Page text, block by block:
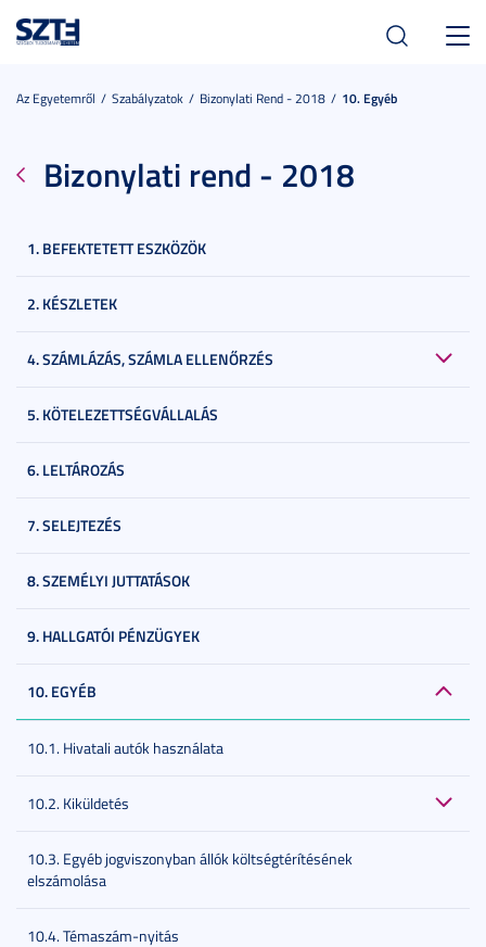
Az Egyetemről Szabályzatok Bizonylati Rend - 2018 10. Egyéb
Bizonylati rend - 2018
1. BEFEKTETETT ESZKÖZÖK
2. KÉSZLETEK
4. SZÁMLÁZÁS, SZÁMLA ELLENŐRZÉS
5. KÖTELEZETTSÉGVÁLLALÁS
6. LELTÁROZÁS
7. SELEJTEZÉS
8. SZEMÉLYI JUTTATÁSOK
9. HALLGATÓI PÉNZÜGYEK
10. EGYÉB
10.1. Hivatali autók használata
10.2. Kiküldetés
10.3. Egyéb jogviszonyban állók költségtérítésének
elszámolása
10.4. Témaszám-nyitás